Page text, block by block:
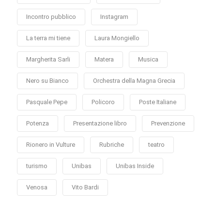
Incontro pubblico Instagram
La terra mi tiene Laura Mongiello
Margherita Sarli Matera Musica
Nero su Bianco Orchestra della Magna Grecia
Pasquale Pepe Policoro Poste Italiane
Potenza Presentazione libro Prevenzione
Rionero in Vulture Rubriche teatro
turismo Unibas Unibas Inside
Venosa Vito Bardi